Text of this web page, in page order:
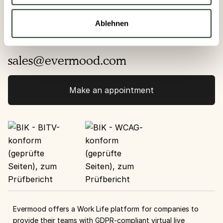
Ablehnen
+49 30 234 954 97
sales@evermood.com
Make an appointment
Evermood offers a Work Life platform for companies to
provide their teams with GDPR-compliant virtual live